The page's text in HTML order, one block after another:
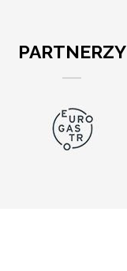
PARTNERZY